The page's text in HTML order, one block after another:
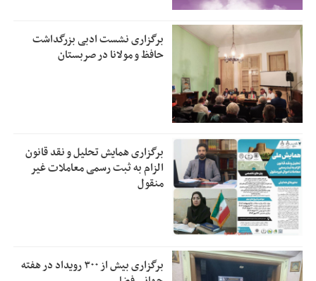
برگزاری نشست ادبی بزرگداشت
حافظ و مولانا در صربستان
برگزاری همایش تحلیل و نقد قانون
الزام به ثبت رسمی معاملات غیر
منقول
برگزاری بیش از ۳۰۰ رویداد در هفته